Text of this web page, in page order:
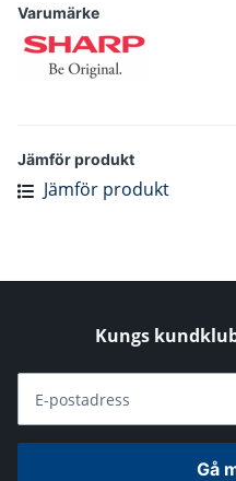
Varumärke
Jämför produkt
Jämför produkt
Kungs
E-postadress
Gå